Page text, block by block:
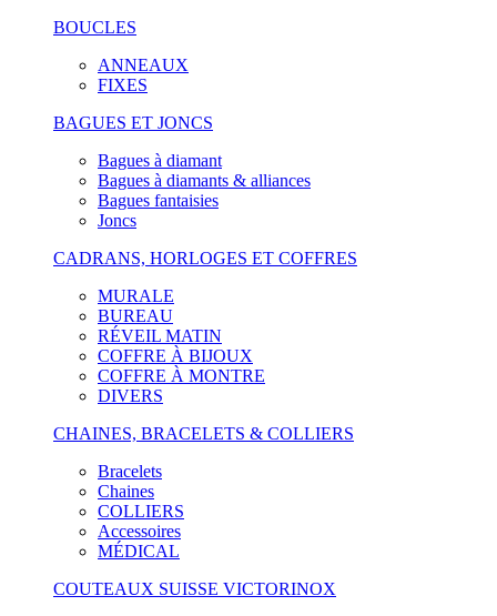
BOUCLES
ANNEAUX
FIXES
BAGUES ET JONCS
Bagues à diamant
Bagues à diamants & alliances
Bagues fantaisies
Joncs
CADRANS, HORLOGES ET COFFRES
MURALE
BUREAU
RÉVEIL MATIN
COFFRE À BIJOUX
COFFRE À MONTRE
DIVERS
CHAINES, BRACELETS & COLLIERS
Bracelets
Chaines
COLLIERS
Accessoires
MÉDICAL
COUTEAUX SUISSE VICTORINOX